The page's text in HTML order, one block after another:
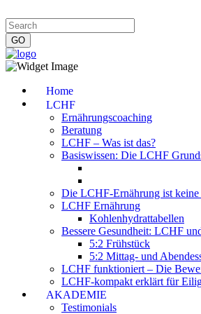
Home
LCHF
Ernährungscoaching
Beratung
LCHF – Was ist das?
Basiswissen: Die LCHF
Die LCHF-Ernährung ist
LCHF Ernährung
Kohlenhydrattabellen
Bessere Gesundheit: LCHF
5:2 Frühstück
5:2 Mittag- und
LCHF funktioniert – Die
LCHF-kompakt erklärt für
AKADEMIE
Testimonials